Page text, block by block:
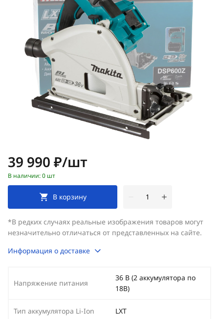
Цена:
39 990 ₽/шт
В наличии: 0 шт
В корзину
*В редких случаях реальные изображения товаров могут
незначительно отличаться от представленных на сайте.
Информация о доставке
Напряжение питания
36 В (2 аккумулятора по
18В)
Тип аккумулятора Li-Ion LXT